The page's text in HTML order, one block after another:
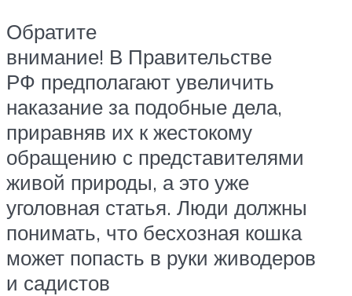
Обратите
внимание! В Правительстве
РФ предполагают увеличить
наказание за подобные дела,
приравняв их к жестокому
обращению с представителями
живой природы, а это уже
уголовная статья. Люди должны
понимать, что бесхозная кошка
может попасть в руки живодеров
и садистов